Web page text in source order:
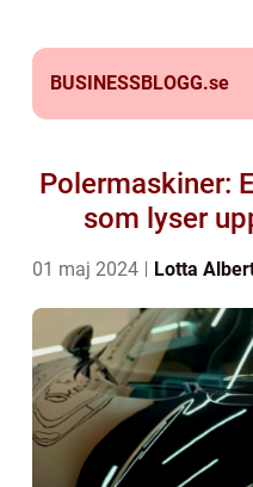
BUSINESSBLOGG.se
Polermaskiner:
som lyser
01 maj 2024 Lotta